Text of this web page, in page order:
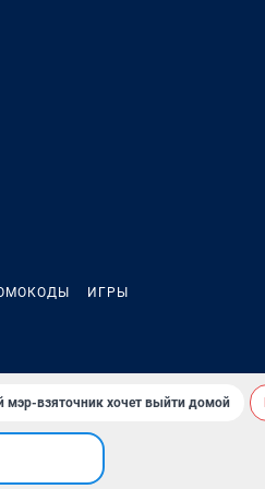
ИГРЫ
мэр-взяточник хочет выйти домой